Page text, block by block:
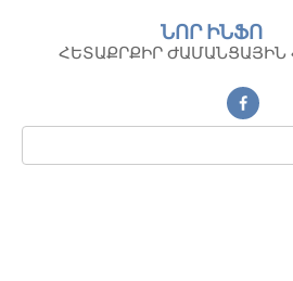
контенту
ՆՈՐ ԻՆՖՈ
ՀԵՏԱՔՐՔԻՐ ԺԱՄԱՆՑԱՅԻՆ
Поиск: